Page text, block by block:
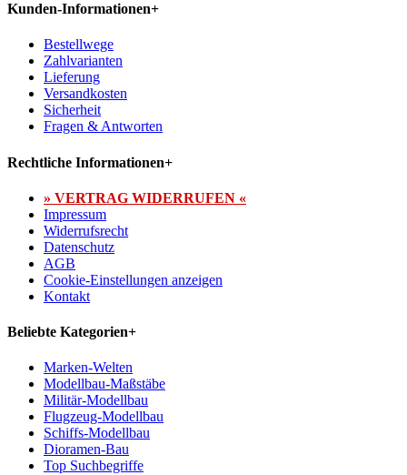
Kunden-Informationen+
Bestellwege
Zahlvarianten
Lieferung
Versandkosten
Sicherheit
Fragen & Antworten
Rechtliche Informationen+
» VERTRAG WIDERRUFEN «
Impressum
Widerrufsrecht
Datenschutz
AGB
Cookie-Einstellungen anzeigen
Kontakt
Beliebte Kategorien+
Marken-Welten
Modellbau-Maßstäbe
Militär-Modellbau
Flugzeug-Modellbau
Schiffs-Modellbau
Dioramen-Bau
Top Suchbegriffe